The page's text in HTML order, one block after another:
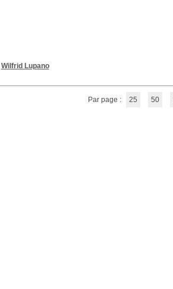
Wilfrid Lupano
Par page : 25 50